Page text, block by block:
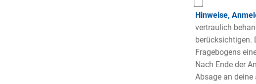
Hinweise,
vertraulich
berücksichtigen.
Fragebogens
Nach Ende der
Absage an deine